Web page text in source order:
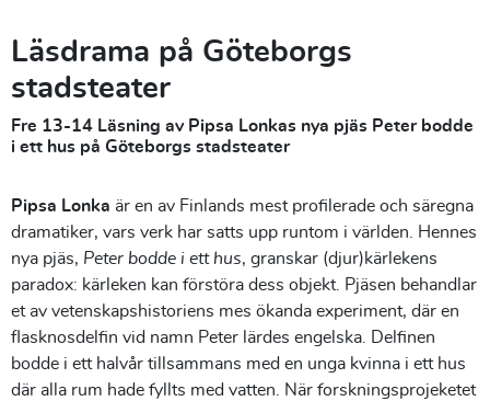
Läsdrama på Göteborgs
stadsteater
Fre 13-14 Läsning av Pipsa Lonkas nya pjäs Peter bodde
i ett hus på Göteborgs stadsteater
Pipsa Lonka är en av Finlands mest profilerade och säregna
dramatiker, vars verk har satts upp runtom i världen. Hennes
nya pjäs, Peter bodde i ett hus, granskar (djur)kärlekens
paradox: kärleken kan förstöra dess objekt. Pjäsen behandlar
et av vetenskapshistoriens mes ökanda experiment, där en
flasknosdelfin vid namn Peter lärdes engelska. Delfinen
bodde i ett halvår tillsammans med en unga kvinna i ett hus
där alla rum hade fyllts med vatten. När forskningsprojeketet